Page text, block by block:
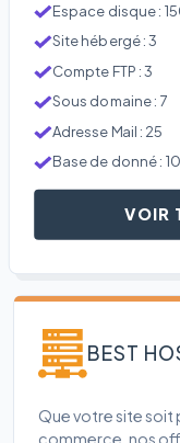
Espace disque :
Site hébergé : 3
Compte FTP : 3
Sous domaine : 7
Adresse Mail : 25
Base de donné :
VOIR
BEST
Que votre site soit
commerce, nos